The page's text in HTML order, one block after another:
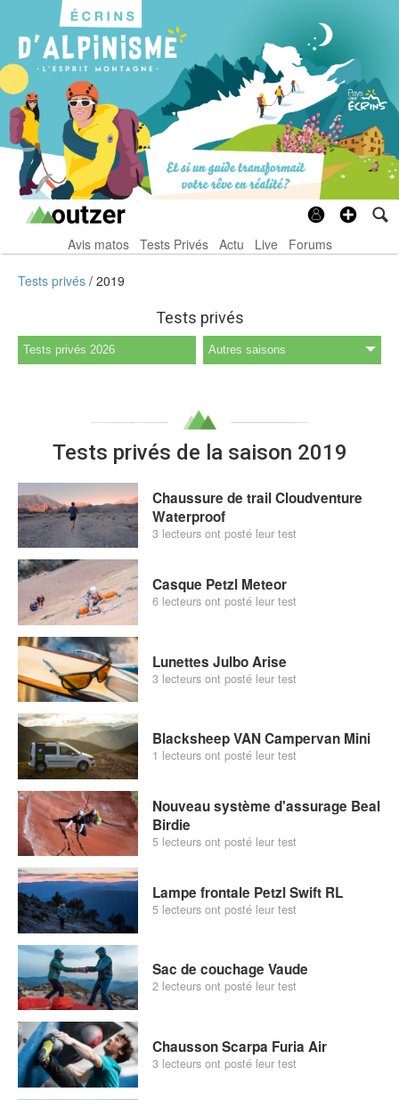
Avis matos Tests Privés Actu Live Forums
Tests privés 2019
Tests privés
Tests privés 2026 Autres saisons
Tests privés de la saison 2019
Chaussure de trail Cloudventure
Waterproof
3 lecteurs ont posté leur test
Casque Petzl Meteor
6 lecteurs ont posté leur test
Lunettes Julbo Arise
3 lecteurs ont posté leur test
Blacksheep VAN Campervan Mini
1 lecteurs ont posté leur test
Nouveau système d'assurage Beal
Birdie
5 lecteurs ont posté leur test
Lampe frontale Petzl Swift RL
5 lecteurs ont posté leur test
Sac de couchage Vaude
2 lecteurs ont posté leur test
Chausson Scarpa Furia Air
3 lecteurs ont posté leur test